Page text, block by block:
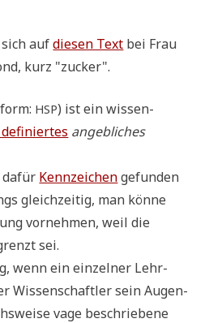
aufdie­sen Text bei Frau
kurz "zucker".
HSP) ist ein wis­sen­
angeb­li­ches
dafür Kenn­zei­chengefun­den
gleich­zei­tig, man kön­ne
vor­neh­men, weil die
sei.
wenn ein ein­zel­ner Lehr­
Wis­sen­schaft­ler sein Augen­
vage beschrie­be­ne